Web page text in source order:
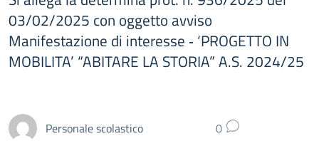
03/02/2025 con oggetto avviso
Manifestazione di interesse ‐ ‘PROGETTO IN
MOBILITA’ “ABITARE LA STORIA” A.S. 2024/25
Personale scolastico 0